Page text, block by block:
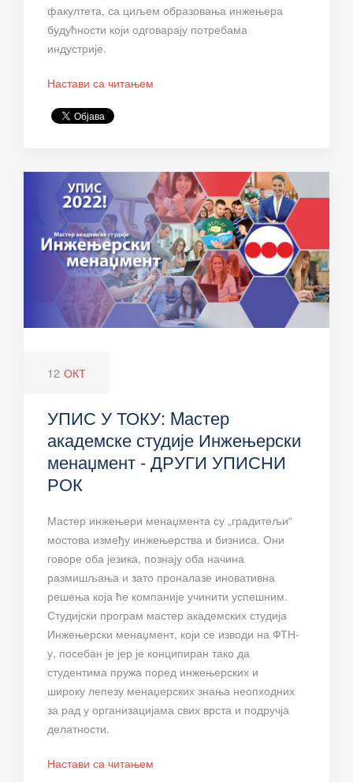
факултета, са циљем образовања инжењера
будућности који одговарају потребама
индустрије.
Настави са читањем
12 ОКТ
УПИС У ТОКУ: Mастер
академске студије Инжењерски
менаџмент - ДРУГИ УПИСНИ
РОК
Мастер инжењери менаџмента су „градитељи“
мостова између инжењерства и бизниса. Они
говоре оба језика, познају оба начина
размишљања и зато проналазе иновативна
решења која ће компаније учинити успешним.
Студијски програм мастер академских студија
Инжењерски менаџмент, који се изводи на ФТН-
у, посебан је јер је конципиран тако да
студентима пружа поред инжењерских и
широку лепезу менаџерских знања неопходних
за рад у организацијама свих врста и подручја
делатности.
Настави са читањем